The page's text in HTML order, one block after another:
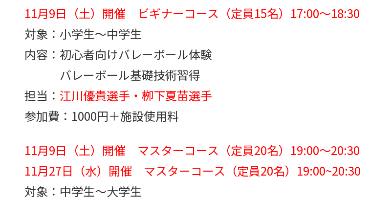
11月9日（土）開催
ビギナーコース（定員15名）17:00～18:30
対象：小学生～中学生
内容：初心者向けバレーボール体験
バレーボール基礎技術習得
担当： 江川優貴選手・栁下夏苗選手
参加費：1000円＋施設使用料
11月9日（土）開催 マスターコース（定員20名）19:00～20:30
11月27日（水）開催 マスターコース（定員20名）19:00~20:30
対象：中学生～大学生